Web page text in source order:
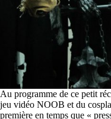
Au programme de ce petit
jeu vidéo NOOB et du
première en temps que «